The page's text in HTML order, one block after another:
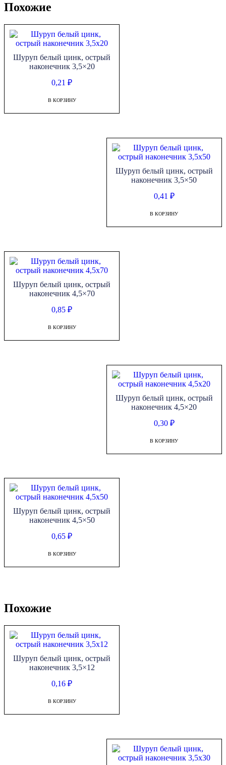
Похожие
Шуруп белый цинк, острый
наконечник 3,5×20
0,21₽
В КОРЗИНУ
Шуруп белый цинк, острый
наконечник 3,5×50
0,41 ₽
В КОРЗИНУ
Шуруп белый цинк, острый
наконечник 4,5×70
0,85₽
В КОРЗИНУ
Шуруп белый цинк, острый
наконечник 4,5×20
0,30 ₽
В КОРЗИНУ
Шуруп белый цинк, острый
наконечник 4,5×50
0,65₽
В КОРЗИНУ
Похожие
Шуруп белый цинк, острый
наконечник 3,5×12
0,16₽
В КОРЗИНУ